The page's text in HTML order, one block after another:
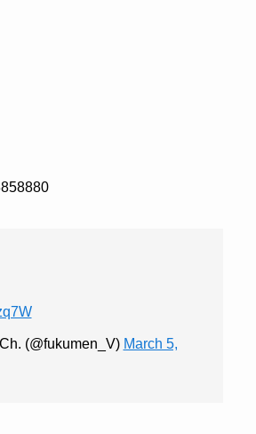
(@fukumen_V) March 5,